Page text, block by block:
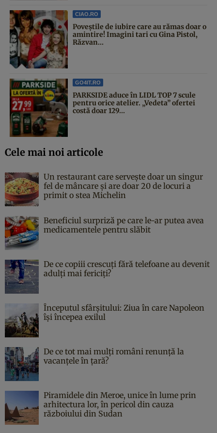
CIAO.RO
Poveştile de iubire care au rămas doar o
amintire! Imagini tari cu Gina Pistol,
Răzvan...
GO4IT.RO
PARKSIDE aduce în LIDL TOP 7 scule
pentru orice atelier. „Vedeta” ofertei
costă doar 129...
Cele mai noi articole
Un restaurant care servește doar un singur
fel de mâncare și are doar 20 de locuri a
primit o stea Michelin
Beneficiul surpriză pe care le-ar putea avea
medicamentele pentru slăbit
De ce copiii crescuți fără telefoane au devenit
adulți mai fericiți?
Începutul sfârşitului: Ziua în care Napoleon
îşi începea exilul
De ce tot mai mulți români renunță la
vacanțele în țară?
Piramidele din Meroe, unice în lume prin
arhitectura lor, în pericol din cauza
războiului din Sudan